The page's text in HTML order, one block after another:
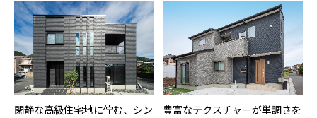
閑静な高級住宅地に佇む、シン
豊富なテクスチャーが単調さを